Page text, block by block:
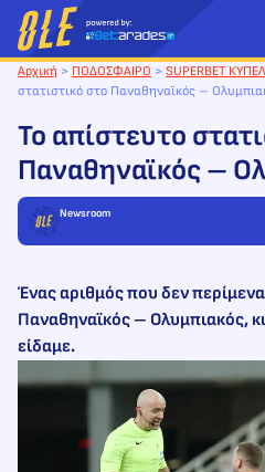
Μετάβαση
στο
περιεχόμενο
Αρχική > ΠΟΔΟΣΦΑΙΡΟ > SUPERBET
στατιστικό στο Παναθηναϊκός –
Το απίστευτο
Παναθηναϊκός –
Newsroom
Ένας αριθμός που δεν
Παναθηναϊκός – Ολυμπιακός,
είδαμε.